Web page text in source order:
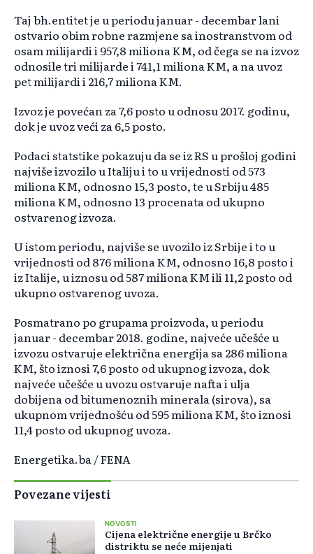
Taj bh.entitet je u periodu januar - decembar lani
ostvario obim robne razmjene sa inostranstvom od
osam milijardi i 957,8 miliona KM, od čega se na izvoz
odnosile tri milijarde i 741,1 miliona KM, a na uvoz
pet milijardi i 216,7 miliona KM.
Izvoz je povećan za 7,6 posto u odnosu 2017. godinu,
dok je uvoz veći za 6,5 posto.
Podaci statstike pokazuju da se iz RS u prošloj godini
najviše izvozilo u Italiju i to u vrijednosti od 573
miliona KM, odnosno 15,3 posto, te u Srbiju 485
miliona KM, odnosno 13 procenata od ukupno
ostvarenog izvoza.
U istom periodu, najviše se uvozilo iz Srbije i to u
vrijednosti od 876 miliona KM, odnosno 16,8 posto i
iz Italije, u iznosu od 587 miliona KM ili 11,2 posto od
ukupno ostvarenog uvoza.
Posmatrano po grupama proizvoda, u periodu
januar - decembar 2018. godine, najveće učešće u
izvozu ostvaruje električna energija sa 286 miliona
KM, što iznosi 7,6 posto od ukupnog izvoza, dok
najveće učešće u uvozu ostvaruje nafta i ulja
dobijena od bitumenoznih minerala (sirova), sa
ukupnom vrijednošću od 595 miliona KM, što iznosi
11,4 posto od ukupnog uvoza.
Energetika.ba / FENA
Povezane vijesti
NOVOSTI
Cijena električne energije u Brčko
distriktu se neće mijenjati